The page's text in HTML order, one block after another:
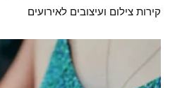
קירות צילום ועיצובים לאירועים